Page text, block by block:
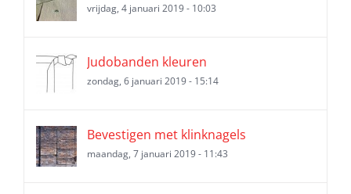
vrijdag, 4 januari 2019 - 10:03
Judobanden kleuren
zondag, 6 januari 2019 - 15:14
Bevestigen met klinknagels
maandag, 7 januari 2019 - 11:43